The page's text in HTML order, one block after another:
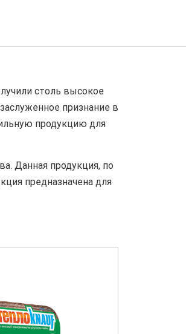
столь высокое
признание в
продукцию для
Данная продукция, по
предназначена для